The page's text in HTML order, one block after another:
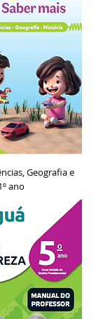
Geografia e
ano